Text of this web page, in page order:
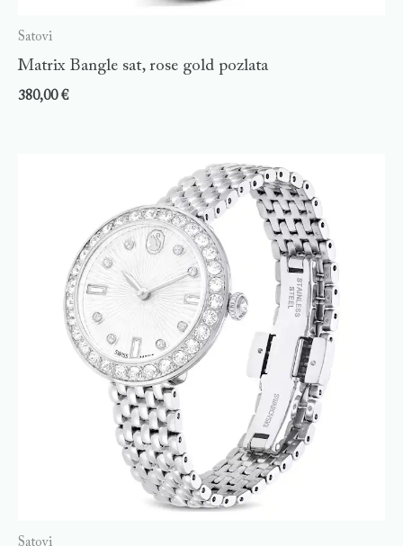
Satovi
Matrix Bangle sat, rose gold pozlata
380,00€
Satovi